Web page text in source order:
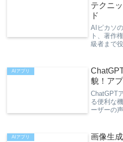
テクニ
ド
AIピカソ
ト、著作
級者まで
AIアプリ
貌！ア
ChatGPT
る便利な
ーザーの
AIアプリ
画像生